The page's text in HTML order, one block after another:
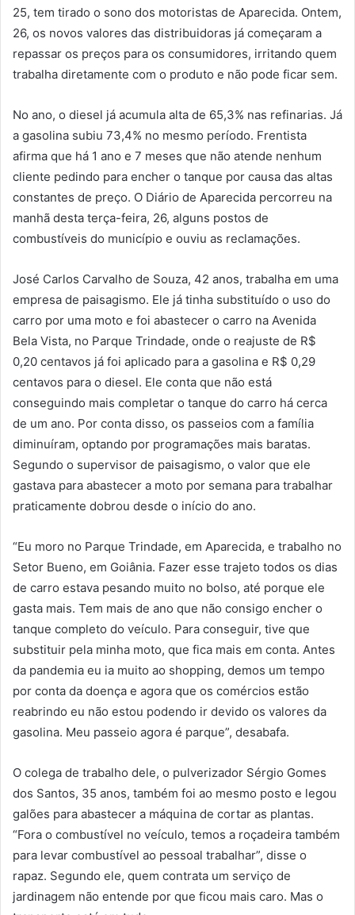
25, tem tirado o sono dos motoristas de Aparecida. Ontem,
26, os novos valores das distribuidoras já começaram a
repassar os preços para os consumidores, irritando quem
trabalha diretamente com o produto e não pode ficar sem.
No ano, o diesel já acumula alta de 65,3% nas refinarias. Já
a gasolina subiu 73,4% no mesmo período. Frentista
afirma que há 1 ano e 7 meses que não atende nenhum
cliente pedindo para encher o tanque por causa das altas
constantes de preço. O Diário de Aparecida percorreu na
manhã desta terça-feira, 26, alguns postos de
combustíveis do município e ouviu as reclamações.
José Carlos Carvalho de Souza, 42 anos, trabalha em uma
empresa de paisagismo. Ele já tinha substituído o uso do
carro por uma moto e foi abastecer o carro na Avenida
Bela Vista, no Parque Trindade, onde o reajuste de R$
0,20 centavos já foi aplicado para a gasolina e R$ 0,29
centavos para o diesel. Ele conta que não está
conseguindo mais completar o tanque do carro há cerca
de um ano. Por conta disso, os passeios com a família
diminuíram, optando por programações mais baratas.
Segundo o supervisor de paisagismo, o valor que ele
gastava para abastecer a moto por semana para trabalhar
praticamente dobrou desde o início do ano.
“Eu moro no Parque Trindade, em Aparecida, e trabalho no
Setor Bueno, em Goiânia. Fazer esse trajeto todos os dias
de carro estava pesando muito no bolso, até porque ele
gasta mais. Tem mais de ano que não consigo encher o
tanque completo do veículo. Para conseguir, tive que
substituir pela minha moto, que fica mais em conta. Antes
da pandemia eu ia muito ao shopping, demos um tempo
por conta da doença e agora que os comércios estão
reabrindo eu não estou podendo ir devido os valores da
gasolina. Meu passeio agora é parque”, desabafa.
O colega de trabalho dele, o pulverizador Sérgio Gomes
dos Santos, 35 anos, também foi ao mesmo posto e legou
galões para abastecer a máquina de cortar as plantas.
“Fora o combustível no veículo, temos a roçadeira também
para levar combustível ao pessoal trabalhar”, disse o
rapaz. Segundo ele, quem contrata um serviço de
jardinagem não entende por que ficou mais caro. Mas o